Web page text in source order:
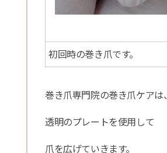
初回時の巻き爪です。
巻き爪専門院の巻き爪ケアは、
透明のプレートを使用して
爪を広げていきます。